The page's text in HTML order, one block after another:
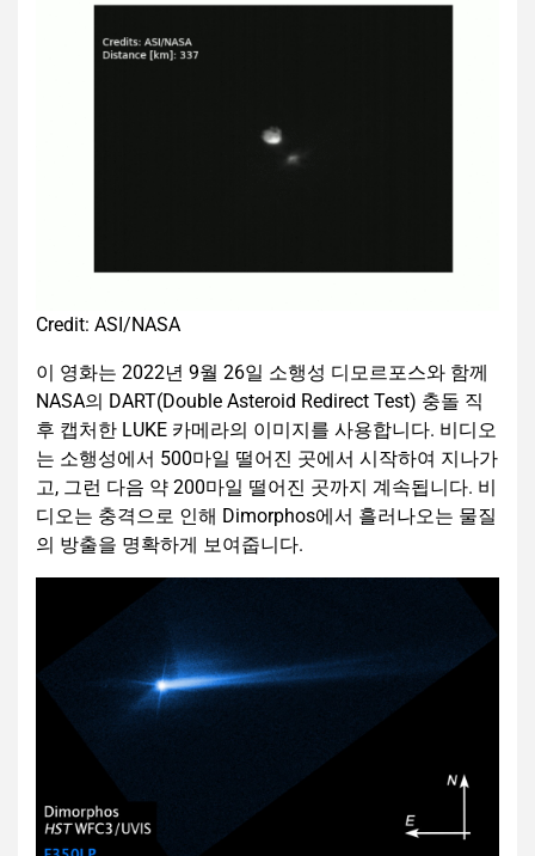
Credit: ASI/NASA
이 영화는 2022년 9월 26일 소행성 디모르포스와 함께
NASA의 DART(Double Asteroid Redirect Test) 충돌 직
후 캡처한 LUKE 카메라의 이미지를 사용합니다. 비디오
는 소행성에서 500마일 떨어진 곳에서 시작하여 지나가
고, 그런 다음 약 200마일 떨어진 곳까지 계속됩니다. 비
디오는 충격으로 인해 Dimorphos에서 흘러나오는 물질
의 방출을 명확하게 보여줍니다.